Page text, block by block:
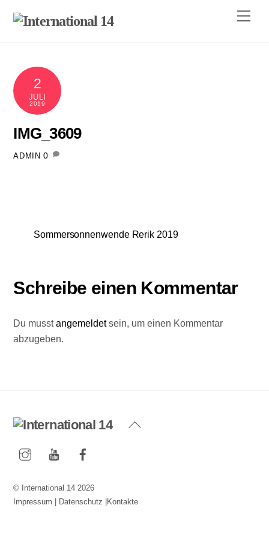
2
JULI
2019
IMG_3609
ADMIN 0
Sommersonnenwende Rerik 2019
Schreibe einen Kommentar
Du musstangemeldetsein, um einen Kommentar
abzugeben.
Back
InstagramYouTube
© International 14 2026
Impressum
Datenschutz Kontakte